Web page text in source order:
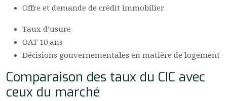
Offre et demande de crédit immobilier
Taux d’usure
OAT 10 ans
Décisions gouvernementales en matière de logement
Comparaison des taux du CIC avec
ceux du marché